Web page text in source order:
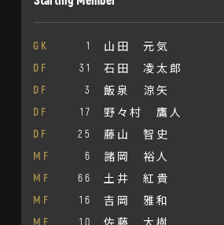
GK 1 山田 元気
DF 31 石田 凌太郎
DF 3 飯泉 涼矢
DF 17 野々村 鷹人
DF 25 藤山 智史
MF 6 諸岡 裕人
MF 66 土井 紅貴
MF 16 吉岡 雅和
MF 10 佐藤 大樹